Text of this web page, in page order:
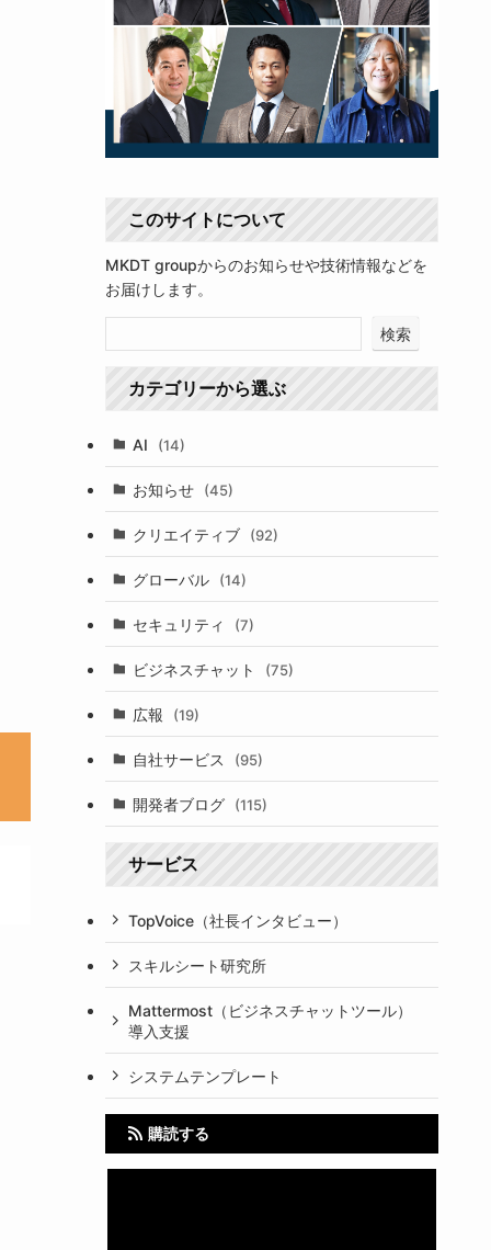
このサイトについて
MKDT groupからのお知らせや技術情報などを
お届けします。
検索
カテゴリーから選ぶ
AI (14)
お知らせ (45)
クリエイティブ (92)
グローバル (14)
セキュリティ (7)
ビジネスチャット (75)
広報 (19)
自社サービス (95)
開発者ブログ (115)
サービス
TopVoice（社長インタビュー）
スキルシート研究所
Mattermost（ビジネスチャットツール）
導入支援
システムテンプレート
購読する